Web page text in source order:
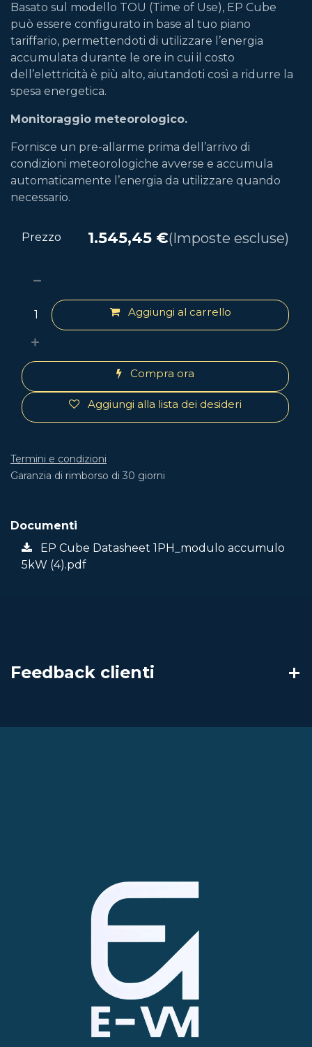
Basato sul modello TOU (Time of Use), EP Cube
può essere configurato in base al tuo piano
tariffario, permettendoti di utilizzare l’energia
accumulata durante le ore in cui il costo
dell’elettricità è più alto, aiutandoti così a ridurre la
spesa energetica.
Monitoraggio meteorologico.
Fornisce un pre-allarme prima dell’arrivo di
condizioni meteorologiche avverse e accumula
automaticamente l’energia da utilizzare quando
necessario.
Aggiungi al carrello
Compra ora
Aggiungi alla lista dei desideri
Prezzo 1.545,45 €(Imposte escluse)
Termini e condizioni
Garanzia di rimborso di 30 giorni
Documenti
EP Cube Datasheet 1PH_modulo accumulo
5kW (4).pdf
Feedback clienti